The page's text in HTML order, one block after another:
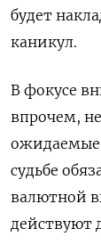
будет
каникул.
В фокусе
впрочем,
ожидаемые
судьбе
валютной
действуют